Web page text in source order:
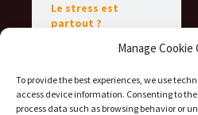
Manage Cookie
To provide the best experiences, we use
access device information. Consenting to
process data such as browsing behavior or
Le stress est
partout ?